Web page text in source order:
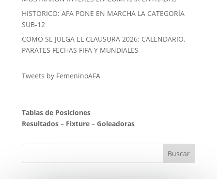
HISTORICO: AFA PONE EN MARCHA LA CATEGORÍA
SUB-12
COMO SE JUEGA EL CLAUSURA 2026: CALENDARIO,
PARATES FECHAS FIFA Y MUNDIALES
Tweets by FemeninoAFA
Tablas de Posiciones
Resultados– Fixture– Goleadoras